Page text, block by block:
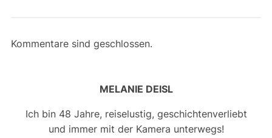
Kommentare sind geschlossen.
MELANIE DEISL
Ich bin 48 Jahre, reiselustig, geschichtenverliebt
und immer mit der Kamera unterwegs!